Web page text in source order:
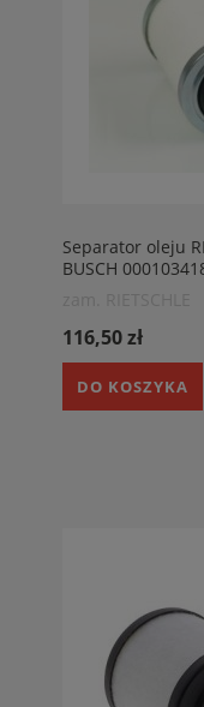
Separator oleju
BUSCH
116,50 zł
DO KOSZYKA